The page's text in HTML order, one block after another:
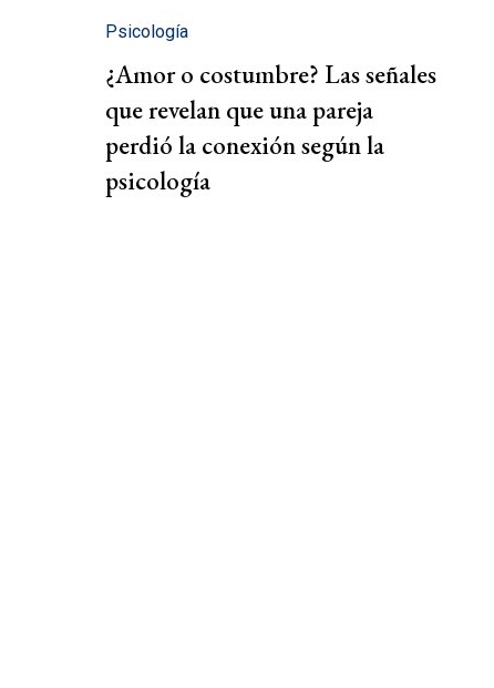
Psicología
¿Amor o costumbre? Las señales
que revelan que una pareja
perdió la conexión según la
psicología